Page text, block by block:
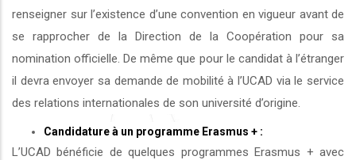
renseigner sur l’existence d’une convention en vigueur avant de
se rapprocher de la Direction de la Coopération pour sa
nomination officielle. De même que pour le candidat à l’étranger
il devra envoyer sa demande de mobilité à l’UCAD via le service
des relations internationales de son université d’origine.
Candidature à un programme Erasmus + :
L’UCAD bénéficie de quelques programmes Erasmus + avec